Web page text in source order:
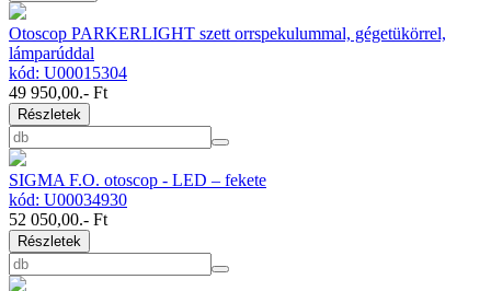
Otoscop PARKERLIGHT szett orrspekulummal, gégetükörrel,
lámparúddal
kód: U00015304
49 950,00.- Ft
Részletek
SIGMA F.O. otoscop - LED – fekete
kód: U00034930
52 050,00.- Ft
Részletek